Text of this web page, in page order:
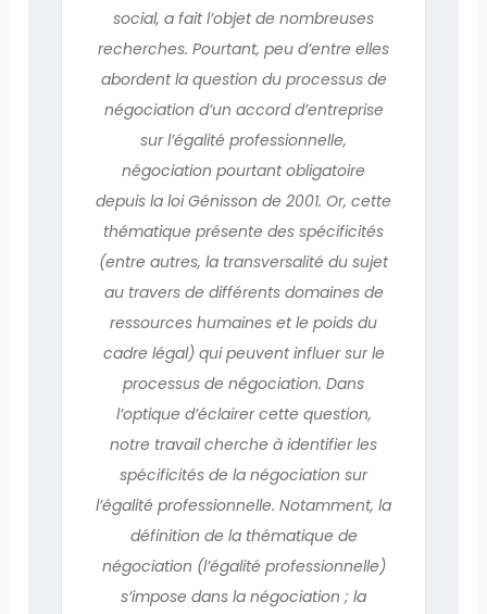
social, a fait l’objet de nombreuses
recherches. Pourtant, peu d’entre elles
abordent la question du processus de
négociation d’un accord d’entreprise
sur l’égalité professionnelle,
négociation pourtant obligatoire
depuis la loi Génisson de 2001. Or, cette
thématique présente des spécificités
(entre autres, la transversalité du sujet
au travers de différents domaines de
ressources humaines et le poids du
cadre légal) qui peuvent influer sur le
processus de négociation. Dans
l’optique d’éclairer cette question,
notre travail cherche à identifier les
spécificités de la négociation sur
l’égalité professionnelle. Notamment, la
définition de la thématique de
négociation (l’égalité professionnelle)
s’impose dans la négociation ; la